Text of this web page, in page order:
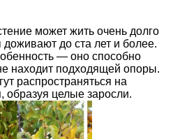
может жить очень долго
до ста лет и более.
— оно способно
находит подходящей опоры.
распространяться на
образуя целые заросли.